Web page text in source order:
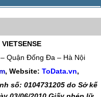
Quận Đống Đa – Hà Nội
, Website: ToData.vn,
số: 0104731205 do Sở kế